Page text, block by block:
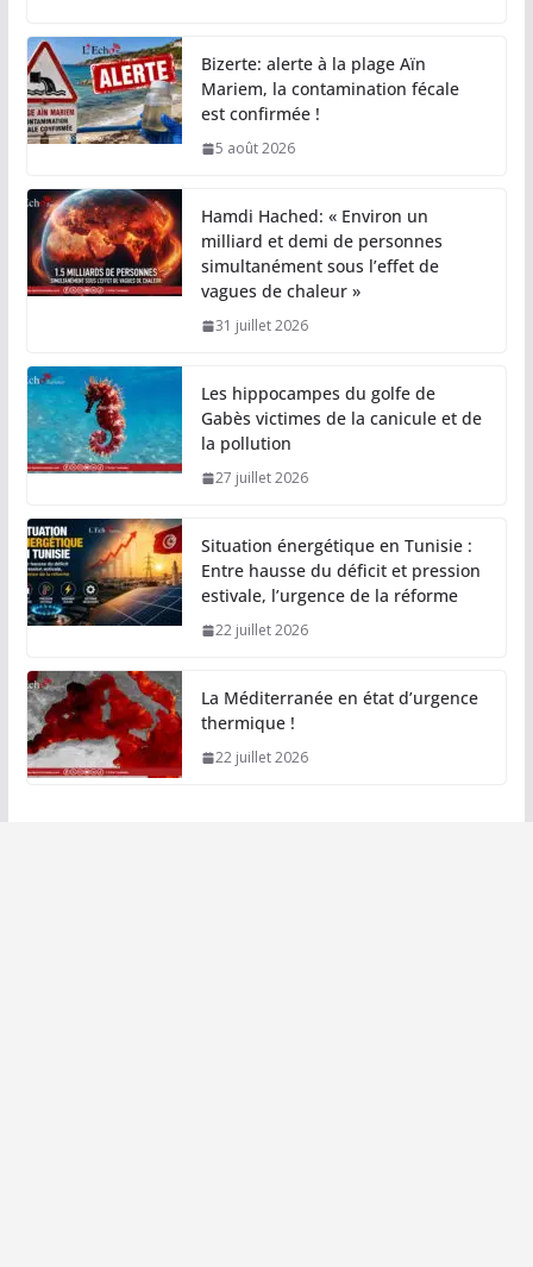
Bizerte: alerte à la plage Aïn
Mariem, la contamination fécale
est confirmée !
5 août 2026
Hamdi Hached: « Environ un
milliard et demi de personnes
simultanément sous l’effet de
vagues de chaleur »
31 juillet 2026
Les hippocampes du golfe de
Gabès victimes de la canicule et de
la pollution
27 juillet 2026
Situation énergétique en Tunisie :
Entre hausse du déficit et pression
estivale, l’urgence de la réforme
22 juillet 2026
La Méditerranée en état d’urgence
thermique !
22 juillet 2026